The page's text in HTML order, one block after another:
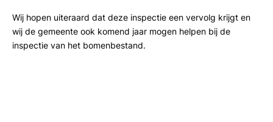
Wij hopen uiteraard dat deze inspectie een vervolg krijgt en
wij de gemeente ook komend jaar mogen helpen bij de
inspectie van het bomenbestand.